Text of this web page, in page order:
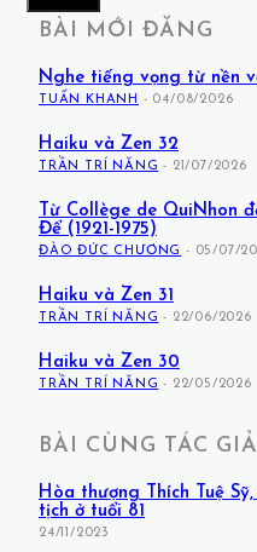
BÀI MỚI ĐĂNG
Nghe tiếng vọng từ nền
TUẤN KHANH - 04/08/2026
Haiku và Zen 32
TRẦN TRÍ NĂNG - 21/07/2026
Từ Collège de QuiNhon
Để (1921-1975)
ĐÀO ĐỨC CHƯƠNG - 05/07/
Haiku và Zen 31
TRẦN TRÍ NĂNG - 22/06/2026
Haiku và Zen 30
TRẦN TRÍ NĂNG - 22/05/2026
BÀI CÙNG TÁC GIẢ
Hòa thượng Thích Tuệ
tịch ở tuổi 81
24/11/2023